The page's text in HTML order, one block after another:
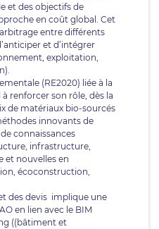
et des objectifs de
en coût global. Cet
entre différents
et d’intégrer
exploitation,
(RE2020) liée à la
renforcer son rôle, dès la
de matériaux bio-sourcés
innovants de
connaissances
infrastructure,
et nouvelles en
écoconstruction,
des devis implique une
en lien avec le BIM
((bâtiment et